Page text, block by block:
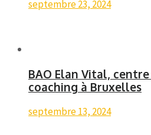
septembre 23, 2024
BAO Elan Vital,
coaching à Bruxelles
septembre 13, 2024